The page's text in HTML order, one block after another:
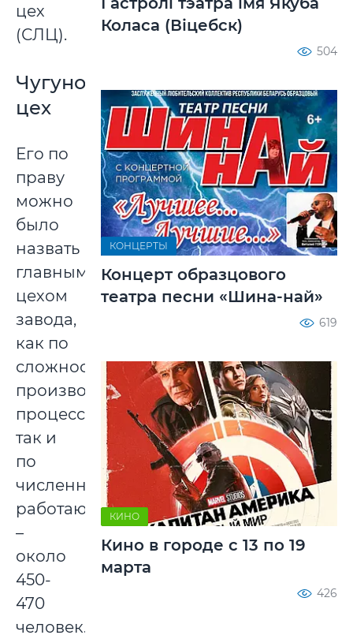
цех
(СЛЦ).
Чугунолитейный
цех
Его по
праву
можно
было
назвать
главным
цехом
завода,
как по
сложности
производственного
процесса,
так и
по
численности
работающих
–
около
450-
470
человек.
Коласа (Віцебск)
504
КОНЦЕРТЫ
Концерт образцового
театра песни «Шина-най»
619
КИНО
Кино в городе с 13 по 19
марта
426